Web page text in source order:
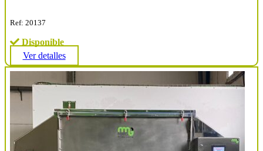
Ref: 20137
Disponible
Ver detalles